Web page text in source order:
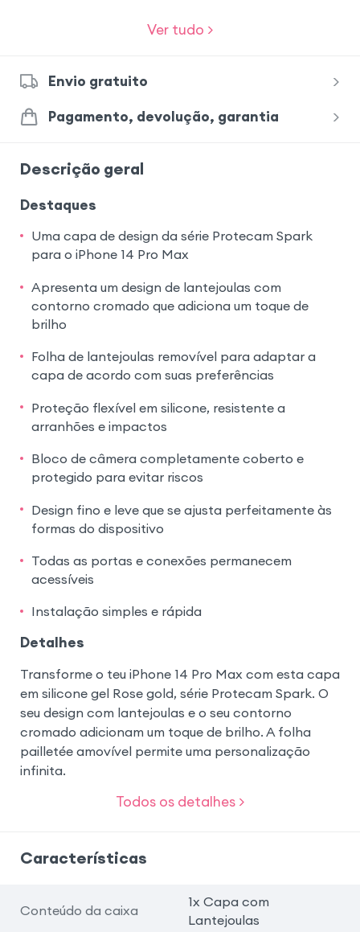
Ver tudo >
Envio gratuito
Pagamento, devolução, garantia
Descrição geral
Destaques
Uma capa de design da série Protecam Spark
para o iPhone 14 Pro Max
Apresenta um design de lantejoulas com
contorno cromado que adiciona um toque de
brilho
Folha de lantejoulas removível para adaptar a
capa de acordo com suas preferências
Proteção flexível em silicone, resistente a
arranhões e impactos
Bloco de câmera completamente coberto e
protegido para evitar riscos
Design fino e leve que se ajusta perfeitamente às
formas do dispositivo
Todas as portas e conexões permanecem
acessíveis
Instalação simples e rápida
Detalhes
Transforme o teu iPhone 14 Pro Max com esta capa
em silicone gel Rose gold, série Protecam Spark. O
seu design com lantejoulas e o seu contorno
cromado adicionam um toque de brilho. A folha
pailletée amovível permite uma personalização
infinita.
Todos os detalhes >
Características
Conteúdo da caixa
1x Capa com
Lantejoulas